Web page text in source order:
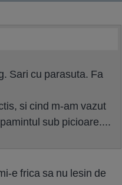
Sari cu parasuta. Fa
si cind m-am vazut
sub picioare....
e frica sa nu lesin de